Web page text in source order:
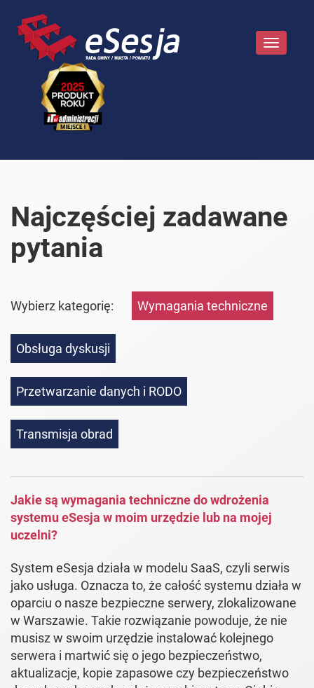
Toggle
Najczęściej zadawane
pytania
Wybierz kategorię: Wymagania techniczne
Obsługa dyskusji
Przetwarzanie danych i RODO
Transmisja obrad
Jakie są wymagania techniczne do wdrożenia
systemu eSesja w moim urzędzie lub na mojej
uczelni?
System eSesja działa w modelu SaaS, czyli serwis
jako usługa. Oznacza to, że całość systemu działa w
oparciu o nasze bezpieczne serwery, zlokalizowane
w Warszawie. Takie rozwiązanie powoduje, że nie
musisz w swoim urzędzie instalować kolejnego
serwera i martwić się o jego bezpieczeństwo,
aktualizacje, kopie zapasowe czy bezpieczeństwo